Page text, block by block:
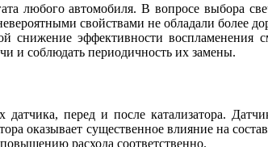
любого автомобиля. В вопросе выбора
свойствами не обладали более
снижение эффективности
и соблюдать периодичность их замены.
перед и после катализатора.
оказывает существенное влияние на
расхода соответственно.